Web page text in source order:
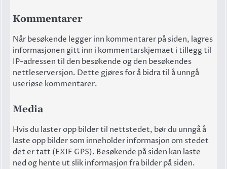
Kommentarer
Når besøkende legger inn kommentarer på siden, lagres
informasjonen gitt inn i kommentarskjemaet i tillegg til
IP-adressen til den besøkende og den besøkendes
nettleserversjon. Dette gjøres for å bidra til å unngå
useriøse kommentarer.
Media
Hvis du laster opp bilder til nettstedet, bør du unngå å
laste opp bilder som inneholder informasjon om stedet
det er tatt (EXIF GPS). Besøkende på siden kan laste
ned og hente ut slik informasjon fra bilder på siden.